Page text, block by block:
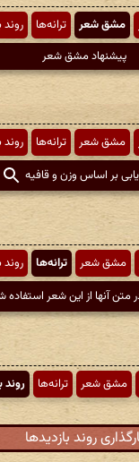
مشق شعر ترانه‌ها روند
پیشنهاد مشق شعر
مشق شعر ترانه‌ها روند
بر اساس وزن و قافیه
مشق شعر ترانه‌ها روند
متن آنها از این شعر
مشق شعر ترانه‌ها روند
روند بازدیدها